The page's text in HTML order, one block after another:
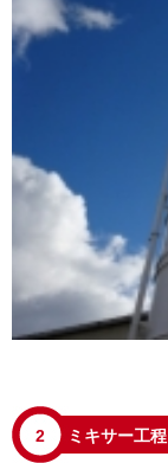
2 ミキサー工程